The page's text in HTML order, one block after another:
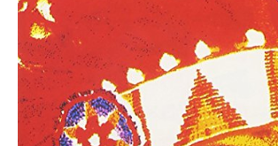
AI活用のいまが分かる
企業ITのトレンドを詳説
経営リーダーのコミュニティ
マーケ×ITの今がよく分かる